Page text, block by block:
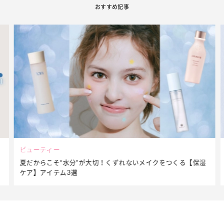
おすすめ記事
ファッション
簡単アレンジで別人顔に♡ こなれ感たっぷりの【そでロールア
ップ】着こなしテク